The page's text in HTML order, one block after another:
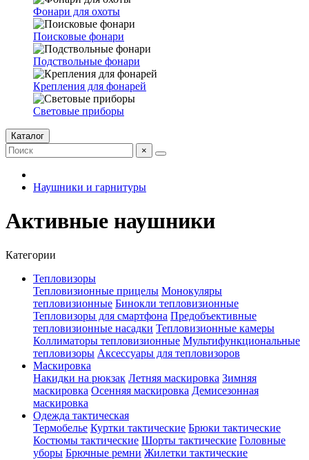
Фонари для охоты
Поисковые фонари
Подствольные фонари
Крепления для фонарей
Световые приборы
Каталог
×
Наушники и гарнитуры
Активные наушники
Категории
Тепловизоры
Тепловизионные прицелы Монокуляры
тепловизионные Бинокли тепловизионные
Тепловизоры для смартфона Предобъективные
тепловизионные насадки Тепловизионные камеры
Коллиматоры тепловизионные Мультифункциональные
тепловизоры Аксессуары для тепловизоров
Маскировка
Накидки на рюкзак Летняя маскировка Зимняя
маскировка Осенняя маскировка Демисезонная
маскировка
Одежда тактическая
Термобелье Куртки тактические Брюки тактические
Костюмы тактические Шорты тактические Головные
уборы Брючные ремни Жилетки тактические